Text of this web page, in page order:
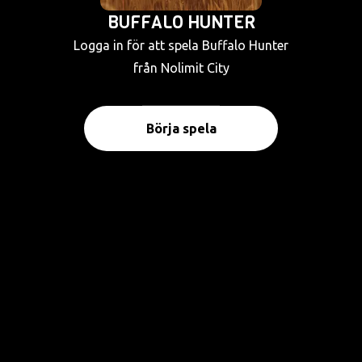
BUFFALO HUNTER
Logga in för att spela Buffalo Hunter
från Nolimit City
Börja spela